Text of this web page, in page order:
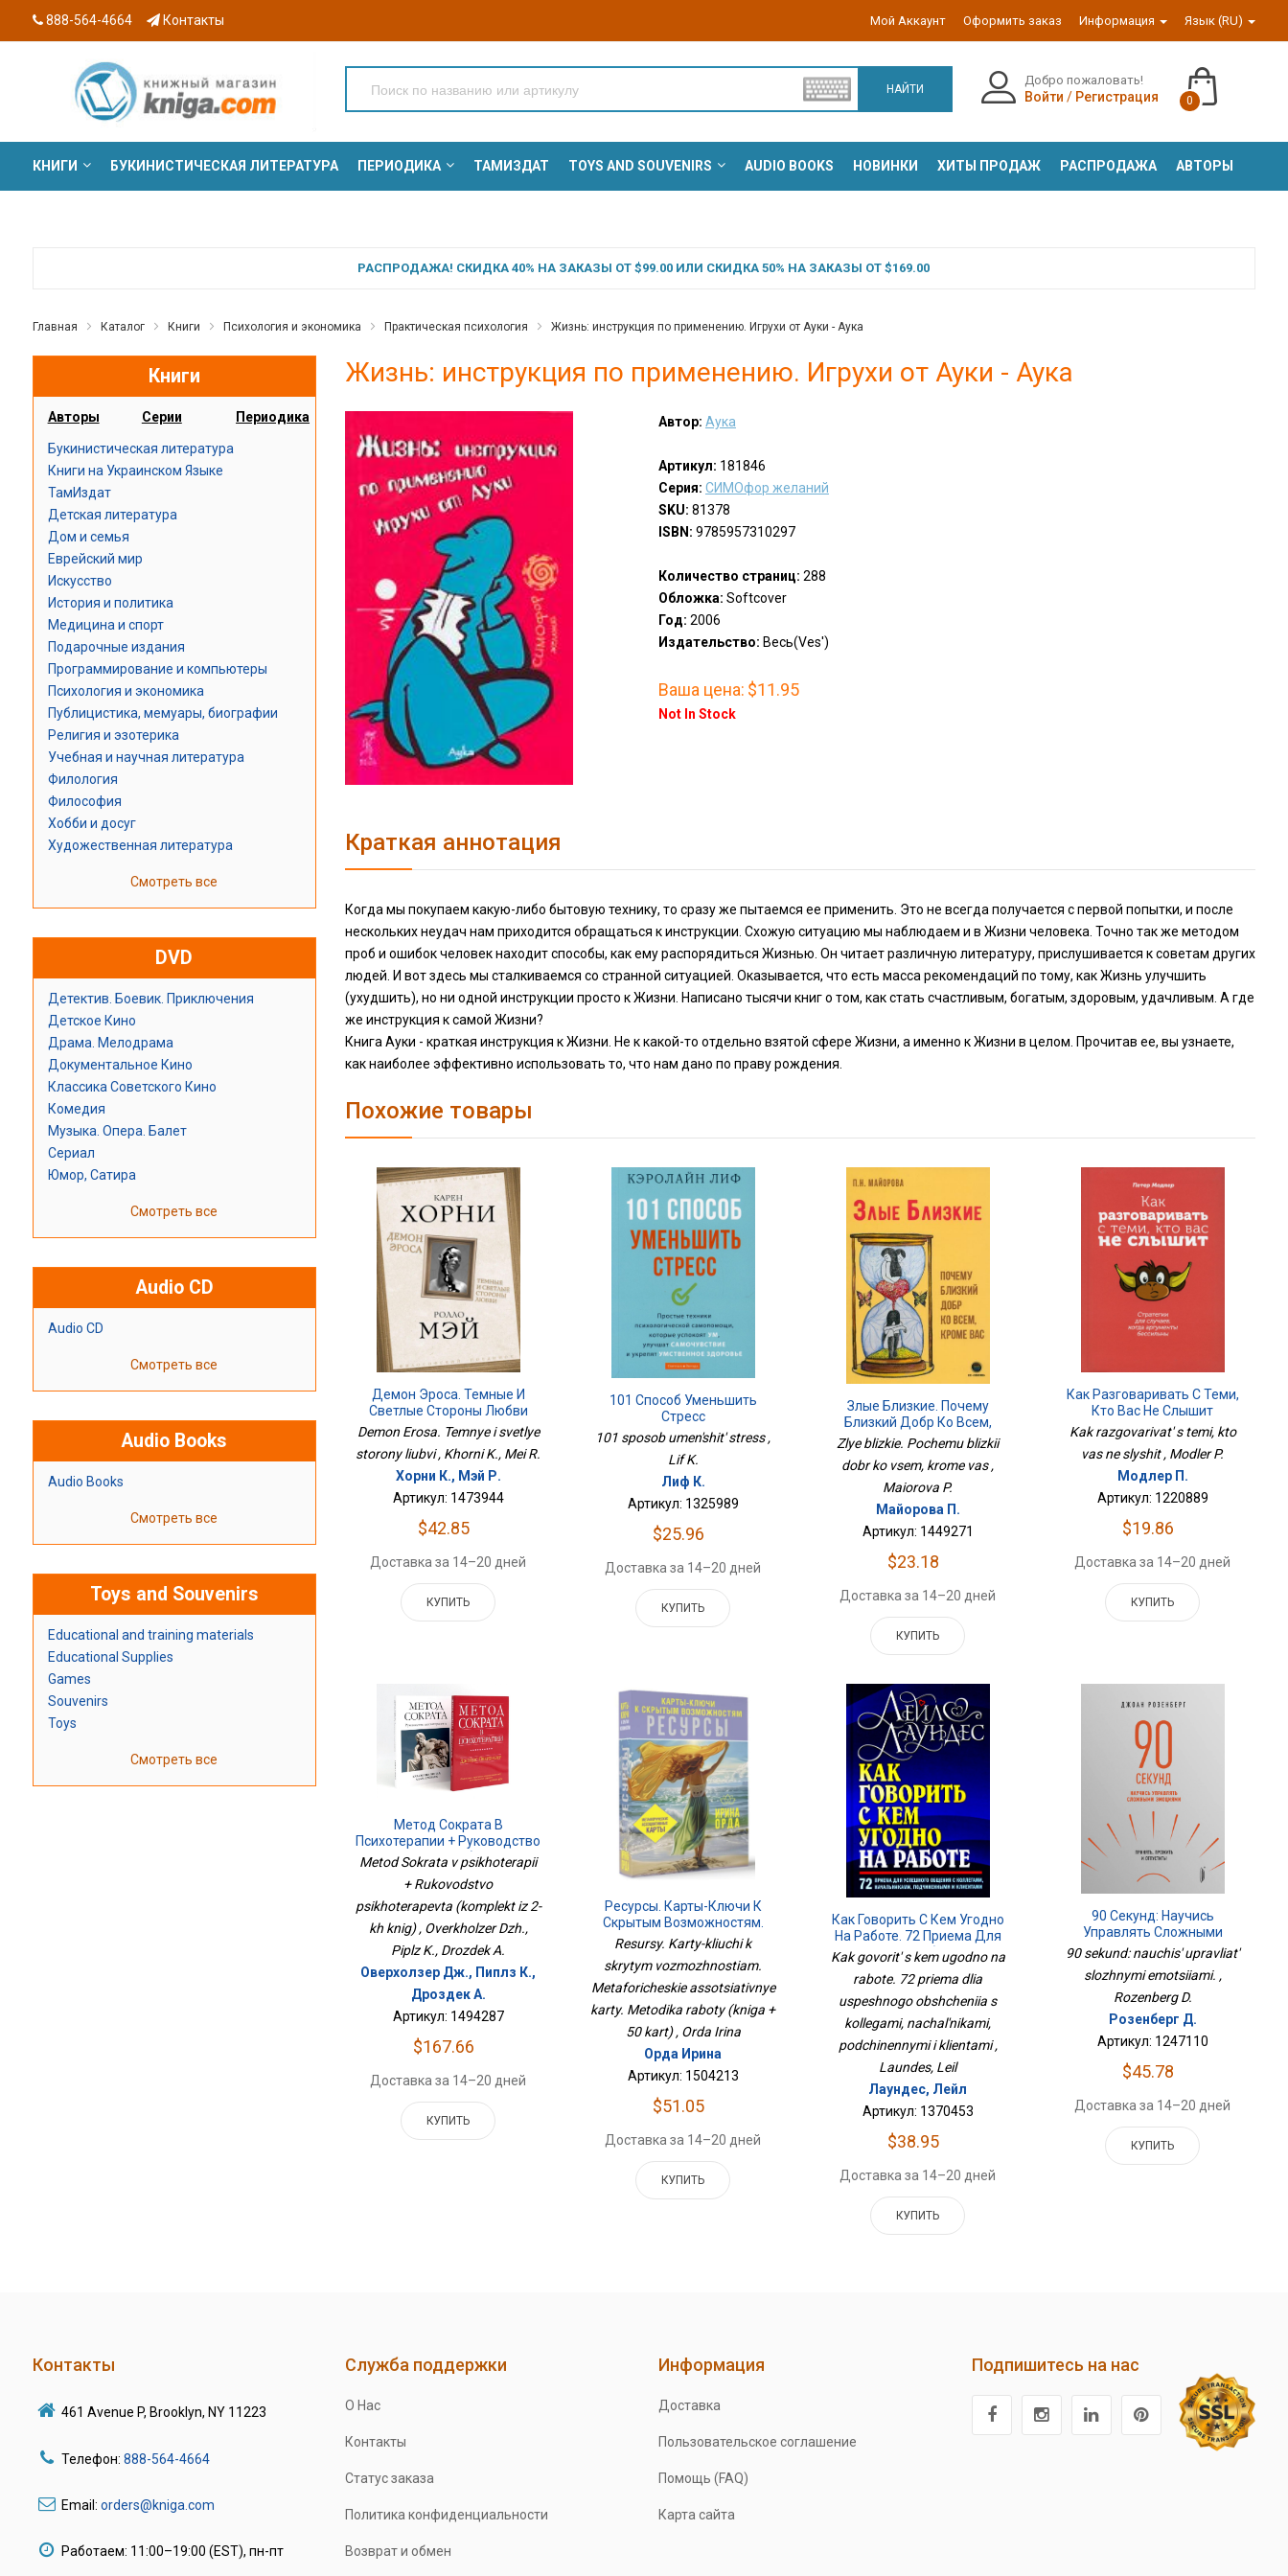
888-564-4664 Контакты Мой Аккаунт Оформить заказ Информация Язык (RU)
НАЙТИ
Добро пожаловать!
Войти / Регистрация 0
КНИГИ БУКИНИСТИЧЕСКАЯ ЛИТЕРАТУРА ПЕРИОДИКА ТАМИЗДАТ TOYS AND SOUVENIRS AUDIO BOOKS НОВИНКИ ХИТЫ ПРОДАЖ РАСПРОДАЖА АВТОРЫ
РАСПРОДАЖА! СКИДКА 40% НА ЗАКАЗЫ ОТ $99.00 ИЛИ СКИДКА 50% НА ЗАКАЗЫ ОТ $169.00
Главная Каталог Книги Психология и экономика Практическая психология Жизнь: инструкция по применению. Игрухи от Ауки - Аука
Книги
Авторы Серии Периодика
Букинистическая литература
Книги на Украинском Языке
ТамИздат
Детская литература
Дом и семья
Еврейский мир
Искусство
История и политика
Медицина и спорт
Подарочные издания
Программирование и компьютеры
Психология и экономика
Публицистика, мемуары, биографии
Религия и эзотерика
Учебная и научная литература
Филология
Философия
Хобби и досуг
Художественная литература
Смотреть все
DVD
Детектив. Боевик. Приключения
Детское Кино
Драма. Мелодрама
Документальное Кино
Классика Советского Кино
Комедия
Музыка. Опера. Балет
Сериал
Юмор, Сатира
Смотреть все
Audio CD
Audio CD
Смотреть все
Audio Books
Audio Books
Смотреть все
Toys and Souvenirs
Educational and training materials
Educational Supplies
Games
Souvenirs
Toys
Смотреть все
Жизнь: инструкция по применению. Игрухи от Ауки - Аука
Автор: Аука
Артикул: 181846
Серия: СИМОфор желаний
SKU: 81378
ISBN: 9785957310297
Количество страниц: 288
Обложка: Softcover
Год: 2006
Издательство: Весь(Ves')
Ваша цена: $11.95
Not In Stock
Краткая аннотация
Когда мы покупаем какую-либо бытовую технику, то сразу же пытаемся ее применить. Это не всегда получается с первой попытки, и после
нескольких неудач нам приходится обращаться к инструкции. Схожую ситуацию мы наблюдаем и в Жизни человека. Точно так же методом
проб и ошибок человек находит способы, как ему распорядиться Жизнью. Он читает различную литературу, прислушивается к советам других
людей. И вот здесь мы сталкиваемся со странной ситуацией. Оказывается, что есть масса рекомендаций по тому, как Жизнь улучшить
(ухудшить), но ни одной инструкции просто к Жизни. Написано тысячи книг о том, как стать счастливым, богатым, здоровым, удачливым. А где
же инструкция к самой Жизни?
Книга Ауки - краткая инструкция к Жизни. Не к какой-то отдельно взятой сфере Жизни, а именно к Жизни в целом. Прочитав ее, вы узнаете,
как наиболее эффективно использовать то, что нам дано по праву рождения.
Похожие товары
Демон Эроса. Темные И
Светлые Стороны Любви
Demon Erosa. Temnye i svetlye
storony liubvi , Khorni K., Mei R.
Хорни К., Мэй Р.
Артикул: 1473944
$42.85
Доставка за 14–20 дней
КУПИТЬ
101 Способ Уменьшить
Стресс
101 sposob umen'shit' stress ,
Lif K.
Лиф К.
Артикул: 1325989
$25.96
Доставка за 14–20 дней
КУПИТЬ
Злые Близкие. Почему
Близкий Добр Ко Всем,
Кроме Вас
Zlye blizkie. Pochemu blizkii
dobr ko vsem, krome vas ,
Maiorova P.
Майорова П.
Артикул: 1449271
$23.18
Доставка за 14–20 дней
КУПИТЬ
Как Разговаривать С Теми,
Кто Вас Не Слышит
Kak razgovarivat' s temi, kto
vas ne slyshit , Modler P.
Модлер П.
Артикул: 1220889
$19.86
Доставка за 14–20 дней
КУПИТЬ
Метод Сократа В
Психотерапии + Руководство
Психотерапевта (комплект
Из 2-Х Книг)
Metod Sokrata v psikhoterapii
+ Rukovodstvo
psikhoterapevta (komplekt iz 2-
kh knig) , Overkholzer Dzh.,
Piplz K., Drozdek A.
Оверхолзер Дж., Пиплз К.,
Дроздек А.
Артикул: 1494287
$167.66
Доставка за 14–20 дней
КУПИТЬ
Ресурсы. Карты-Ключи К
Скрытым Возможностям.
Метафорические
Ассоциативные Карты.
Методика Работы (книга +
50 Карт)
Resursy. Karty-kliuchi k
skrytym vozmozhnostiam.
Metaforicheskie assotsiativnye
karty. Metodika raboty (kniga +
50 kart) , Orda Irina
Орда Ирина
Артикул: 1504213
$51.05
Доставка за 14–20 дней
КУПИТЬ
Как Говорить С Кем Угодно
На Работе. 72 Приема Для
Успешного Общения С
Коллегами, Начальниками,
Подчиненными И Клиентами
Kak govorit' s kem ugodno na
rabote. 72 priema dlia
uspeshnogo obshcheniia s
kollegami, nachal'nikami,
podchinennymi i klientami ,
Laundes, Leil
Лаундес, Лейл
Артикул: 1370453
$38.95
Доставка за 14–20 дней
КУПИТЬ
90 Секунд: Научись
Управлять Сложными
Эмоциями.
90 sekund: nauchis' upravliat'
slozhnymi emotsiiami. ,
Rozenberg D.
Розенберг Д.
Артикул: 1247110
$45.78
Доставка за 14–20 дней
КУПИТЬ
Контакты
461 Avenue P, Brooklyn, NY 11223
Телефон: 888-564-4664
Email: orders@kniga.com
Работаем: 11:00–19:00 (EST), пн-пт
Служба поддержки
О Нас
Контакты
Статус заказа
Политика конфиденциальности
Возврат и обмен
Информация
Доставка
Пользовательское соглашение
Помощь (FAQ)
Карта сайта
Подпишитесь на нас